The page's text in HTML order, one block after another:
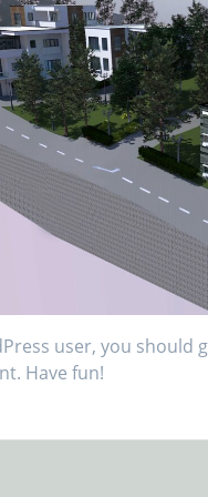
user, you should
Have fun!